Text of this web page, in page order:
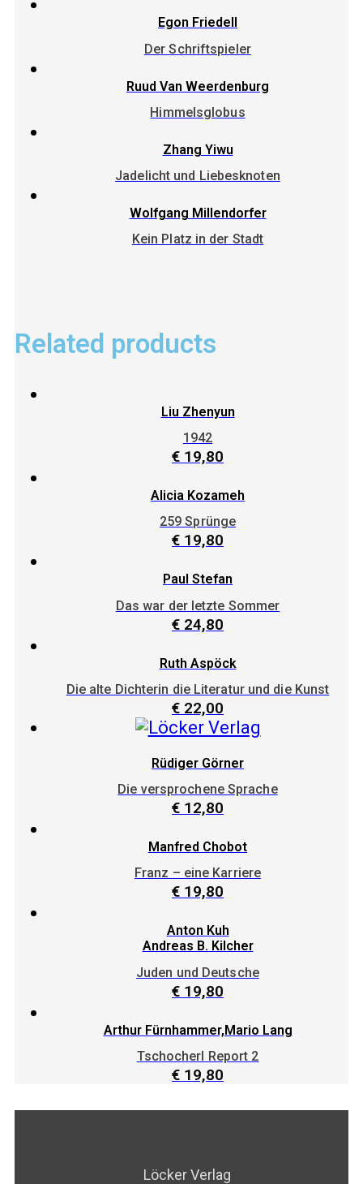
Egon Friedell
Der Schriftspieler
Ruud Van Weerdenburg
Himmelsglobus
Zhang Yiwu
Jadelicht und Liebesknoten
Wolfgang Millendorfer
Kein Platz in der Stadt
Related products
Liu Zhenyun
1942
€ 19,80
Alicia Kozameh
259 Sprünge
€ 19,80
Paul Stefan
Das war der letzte Sommer
€ 24,80
Ruth Aspöck
Die alte Dichterin die Literatur und die Kunst
€ 22,00
Rüdiger Görner
Die versprochene Sprache
€ 12,80
Manfred Chobot
Franz – eine Karriere
€ 19,80
Anton Kuh
Andreas B. Kilcher
Juden und Deutsche
€ 19,80
Arthur Fürnhammer,Mario Lang
Tschocherl Report 2
€ 19,80
Löcker Verlag